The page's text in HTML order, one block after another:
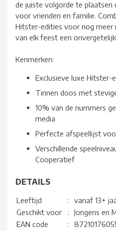
de juiste volgorde te plaatsen
voor vrienden en familie.
Hitster-edities voor nog meer
van elk feest een
Kenmerken:
Exclusieve luxe Hitster-
Tinnen doos met
10% van de nummers
media
Perfecte afspeellijst
Verschillende
Cooperatief
DETAILS
Leeftijd :
vanaf 13+
Geschikt voor
:
Jongens en
EAN code
: